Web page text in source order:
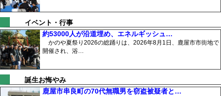
イベント・行事
約53000人が沿道埋め、エネルギッシュ…
かのや夏祭り2026の総踊りは、2026年8月1日、鹿屋市市街地で
開催され、浴…
誕生お悔やみ
鹿屋市串良町の70代無職男を窃盗被疑者と…